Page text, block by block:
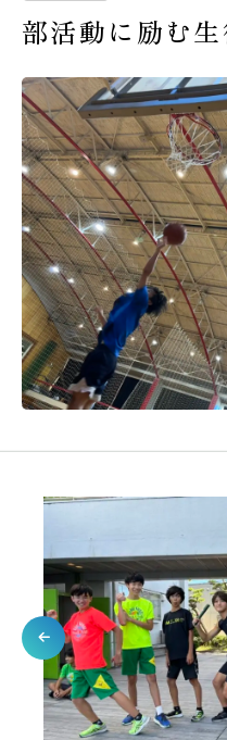
受験生の皆
在校生・保
卒業生の皆
交通案内お問い合わせ 教
よくある質問みらい募金に
当サイトについて個人情
部活動に励む